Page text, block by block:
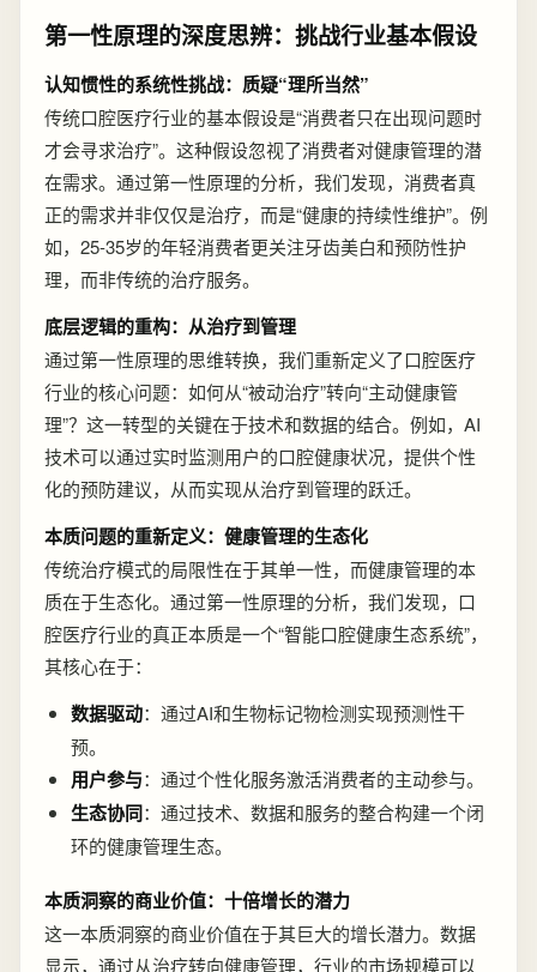
第一性原理的深度思辨：挑战行业基本假设
认知惯性的系统性挑战：质疑“理所当然”
传统口腔医疗行业的基本假设是“消费者只在出现问题时
才会寻求治疗”。这种假设忽视了消费者对健康管理的潜
在需求。通过第一性原理的分析，我们发现，消费者真
正的需求并非仅仅是治疗，而是“健康的持续性维护”。例
如，25-35岁的年轻消费者更关注牙齿美白和预防性护
理，而非传统的治疗服务。
底层逻辑的重构：从治疗到管理
通过第一性原理的思维转换，我们重新定义了口腔医疗
行业的核心问题：如何从“被动治疗”转向“主动健康管
理”？这一转型的关键在于技术和数据的结合。例如，AI
技术可以通过实时监测用户的口腔健康状况，提供个性
化的预防建议，从而实现从治疗到管理的跃迁。
本质问题的重新定义：健康管理的生态化
传统治疗模式的局限性在于其单一性，而健康管理的本
质在于生态化。通过第一性原理的分析，我们发现，口
腔医疗行业的真正本质是一个“智能口腔健康生态系统”，
其核心在于：
数据驱动：通过AI和生物标记物检测实现预测性干
预。
用户参与：通过个性化服务激活消费者的主动参与。
生态协同：通过技术、数据和服务的整合构建一个闭
环的健康管理生态。
本质洞察的商业价值：十倍增长的潜力
这一本质洞察的商业价值在于其巨大的增长潜力。数据
显示，通过从治疗转向健康管理，行业的市场规模可以